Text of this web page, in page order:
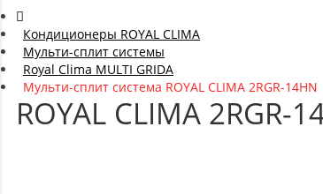
Кондиционеры ROYAL CLIMA
Мульти-сплит системы
Royal Clima MULTI GRIDA
Мульти-сплит система ROYAL CLIMA 2RGR-14HN
ROYAL CLIMA